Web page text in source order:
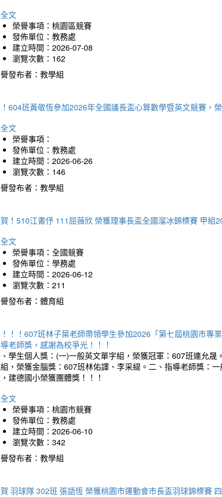
文
榮譽事項：桃園區競賽
發佈單位：教務處
建立時間：2026-07-08
瀏覽次數：162
發布者：教學組
604班黃敬恆參加2026年全國議長盃心算數學暨英文競賽，
文
榮譽事項：
發佈單位：教務處
建立時間：2026-06-26
瀏覽次數：146
發布者：教學組
！510江書伃 111屈薇欣 榮獲理事長盃全國溜冰錦標賽 甲組
文
榮譽事項：全國競賽
發佈單位：學務處
建立時間：2026-06-12
瀏覽次數：211
發布者：體育組
！！607班林子葉老師帶領學生參加2026「第七屆桃園市專
老師獎，感謝為校爭光！！！
學生個人獎：(一)一般英文單字組，榮獲冠軍：607班連允
，榮獲金腦獎：607班林佑譯、李采緹。二、指導老師獎：
建德國小榮獲團體獎！！！
文
榮譽事項：桃園市競賽
發佈單位：教務處
建立時間：2026-06-10
瀏覽次數：342
發布者：教學組
羽球隊 302班 張語恆 榮獲桃園市運動會市長盃羽球錦標賽